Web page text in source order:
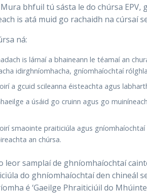
bhfuil tú sásta le do chúrsa EPV,
is atá muid go rachaidh na cúrsaí
ná:
is lárnaí a bhaineann le téamaí an
idirghníomhacha, gníomhaíochtaí
a gcuid scileanna éisteachta agus
a úsáid go cruinn agus go
smaointe praiticiúla agus
an chúrsa.
leor samplaí de ghníomhaíochtaí
do ghníomhaíochtaí den chineál
é ‘Gaeilge Phraiticiúil do